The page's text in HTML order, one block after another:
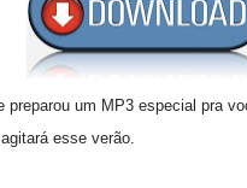
preparou um MP3 especial pra
esse verão.